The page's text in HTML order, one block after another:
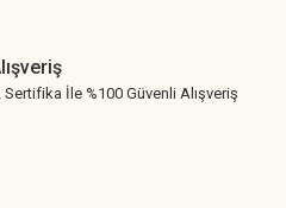
Sertifika İle %100 Güvenli Alışveriş